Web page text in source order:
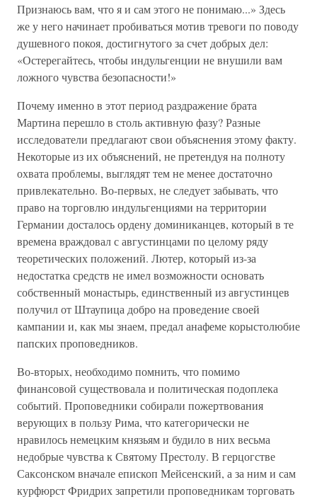
Признаюсь вам, что я и сам этого не понимаю...» Здесь
же у него начинает пробиваться мотив тревоги по поводу
душевного покоя, достигнутого за счет добрых дел:
«Остерегайтесь, чтобы индульгенции не внушили вам
ложного чувства безопасности!»
Почему именно в этот период раздражение брата
Мартина перешло в столь активную фазу? Разные
исследователи предлагают свои объяснения этому факту.
Некоторые из их объяснений, не претендуя на полноту
охвата проблемы, выглядят тем не менее достаточно
привлекательно. Во-первых, не следует забывать, что
право на торговлю индульгенциями на территории
Германии досталось ордену доминиканцев, который в те
времена враждовал с августинцами по целому ряду
теоретических положений. Лютер, который из-за
недостатка средств не имел возможности основать
собственный монастырь, единственный из августинцев
получил от Штаупица добро на проведение своей
кампании и, как мы знаем, предал анафеме корыстолюбие
папских проповедников.
Во-вторых, необходимо помнить, что помимо
финансовой существовала и политическая подоплека
событий. Проповедники собирали пожертвования
верующих в пользу Рима, что категорически не
нравилось немецким князьям и будило в них весьма
недобрые чувства к Святому Престолу. В герцогстве
Саксонском вначале епископ Мейсенский, а за ним и сам
курфюрст Фридрих запретили проповедникам торговать